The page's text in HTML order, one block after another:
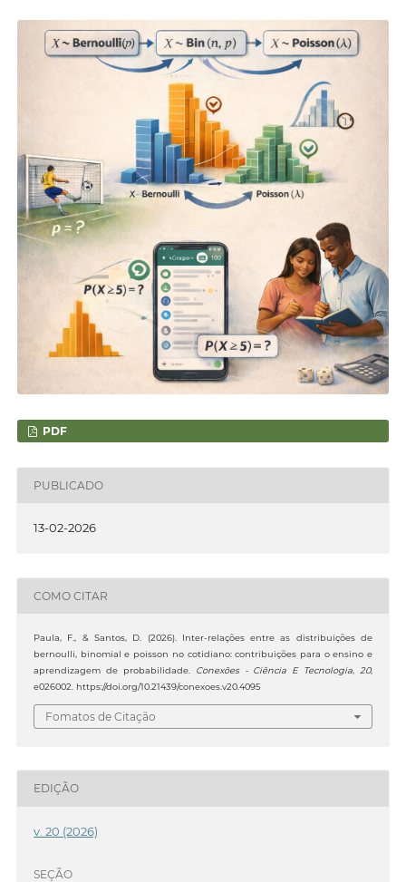
PDF
PUBLICADO
13-02-2026
COMO CITAR
Paula, F., & Santos, D. (2026). Inter-relações entre as distribuições de
bernoulli, binomial e poisson no cotidiano: contribuições para o ensino e
aprendizagem de probabilidade.
Conexões - Ciência E Tecnologia, 20,
e026002. https://doi.org/10.21439/conexoes.v20.4095
Fomatos de Citação
EDIÇÃO
v. 20 (2026)
SEÇÃO